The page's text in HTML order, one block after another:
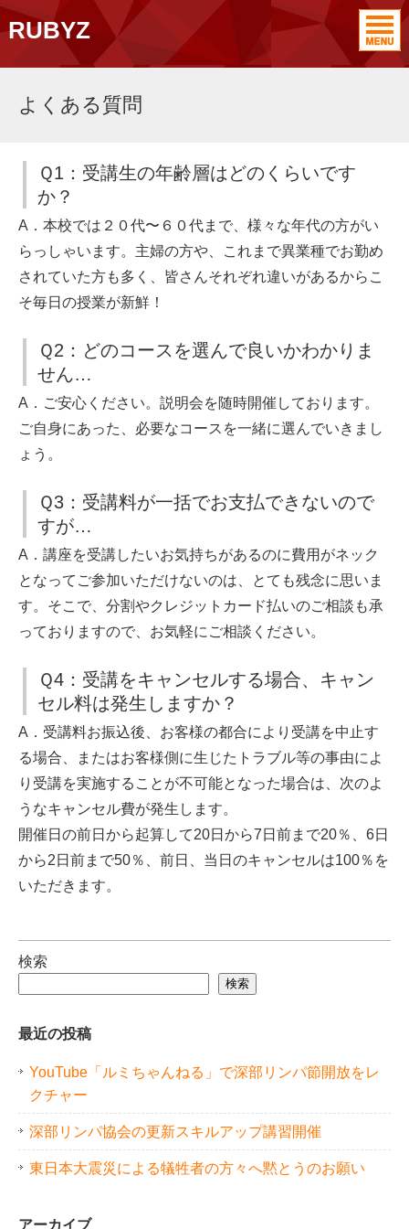
RUBYZ
よくある質問
Ｑ1：受講生の年齢層はどのくらいです
か？
A．本校では２０代〜６０代まで、様々な年代の方がい
らっしゃいます。主婦の方や、これまで異業種でお勤め
されていた方も多く、皆さんそれぞれ違いがあるからこ
そ毎日の授業が新鮮！
Ｑ2：どのコースを選んで良いかわかりま
せん…
A．ご安心ください。説明会を随時開催しております。
ご自身にあった、必要なコースを一緒に選んでいきまし
ょう。
Ｑ3：受講料が一括でお支払できないので
すが…
A．講座を受講したいお気持ちがあるのに費用がネック
となってご参加いただけないのは、とても残念に思いま
す。そこで、分割やクレジットカード払いのご相談も承
っておりますので、お気軽にご相談ください。
Ｑ4：受講をキャンセルする場合、キャン
セル料は発生しますか？
A．受講料お振込後、お客様の都合により受講を中止す
る場合、またはお客様側に生じたトラブル等の事由によ
り受講を実施することが不可能となった場合は、次のよ
うなキャンセル費が発生します。
開催日の前日から起算して20日から7日前まで20％、6日
から2日前まで50％、前日、当日のキャンセルは100％を
いただきます。
検索
検索
最近の投稿
YouTube「ルミちゃんねる」で深部リンパ節開放をレ
クチャー
深部リンパ協会の更新スキルアップ講習開催
東日本大震災による犠牲者の方々へ黙とうのお願い
アーカイブ